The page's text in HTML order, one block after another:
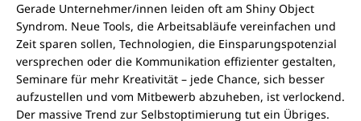
Gerade Unternehmer/innen leiden oft am Shiny Object
Syndrom. Neue Tools, die Arbeitsabläufe vereinfachen und
Zeit sparen sollen, Technologien, die Einsparungspotenzial
versprechen oder die Kommunikation effizienter gestalten,
Seminare für mehr Kreativität – jede Chance, sich besser
aufzustellen und vom Mitbewerb abzuheben, ist verlockend.
Der massive Trend zur Selbstoptimierung tut ein Übriges.